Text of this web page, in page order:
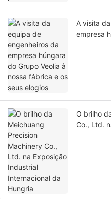
A visita
empresa
O brilho
Co., Ltd.